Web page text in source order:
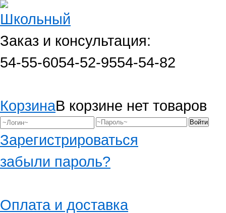
Заказ и консультация:
54-55-6054-52-9554-54-82
КорзинаВ корзине нет товаров
Зарегистрироваться
забыли пароль?
Оплата и доставка